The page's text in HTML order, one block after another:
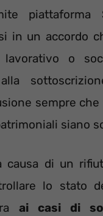
piattaforma
in un accordo
lavorativo o
sempre
siano
causa di un
lo stato
ai casi di